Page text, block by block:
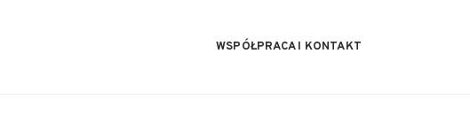
WSPÓŁPRACA I KONTAKT